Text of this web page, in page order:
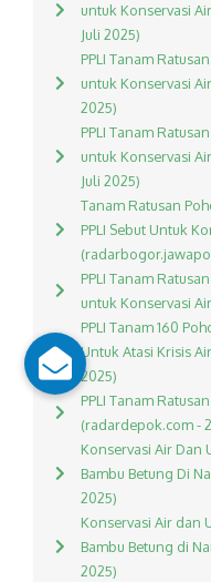
untuk Konservasi
Juli 2025)
PPLI Tanam
untuk Konservasi
2025)
PPLI Tanam
untuk Konservasi
Juli 2025)
Tanam Ratusan
PPLI Sebut Untuk
PPLI Tanam
untuk Konservasi
PPLI Tanam 160
Untuk Atasi Krisis
2025)
PPLI Tanam
(radardepok.com -
Konservasi Air Dan
Bambu Betung Di
2025)
Konservasi Air dan
Bambu Betung di
2025)